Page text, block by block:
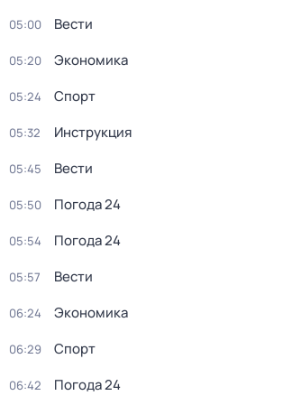
05:00 Вести
05:20 Экономика
05:24 Спорт
05:32 Инструкция
05:45 Вести
05:50 Погода 24
05:54 Погода 24
05:57 Вести
06:24 Экономика
06:29 Спорт
06:42 Погода 24